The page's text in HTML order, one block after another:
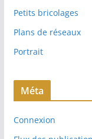
Petits bricolages
Plans de réseaux
Portrait
Méta
Connexion